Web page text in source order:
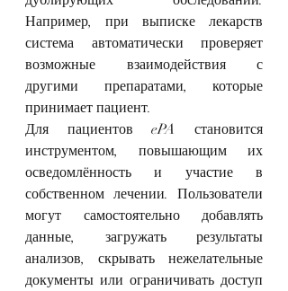
Например, при выписке лекарств
система автоматически проверяет
возможные взаимодействия с
другими препаратами, которые
принимает пациент.
Для пациентов ePA становится
инструментом, повышающим их
осведомлённость и участие в
собственном лечении. Пользователи
могут самостоятельно добавлять
данные, загружать результаты
анализов, скрывать нежелательные
документы или ограничивать доступ